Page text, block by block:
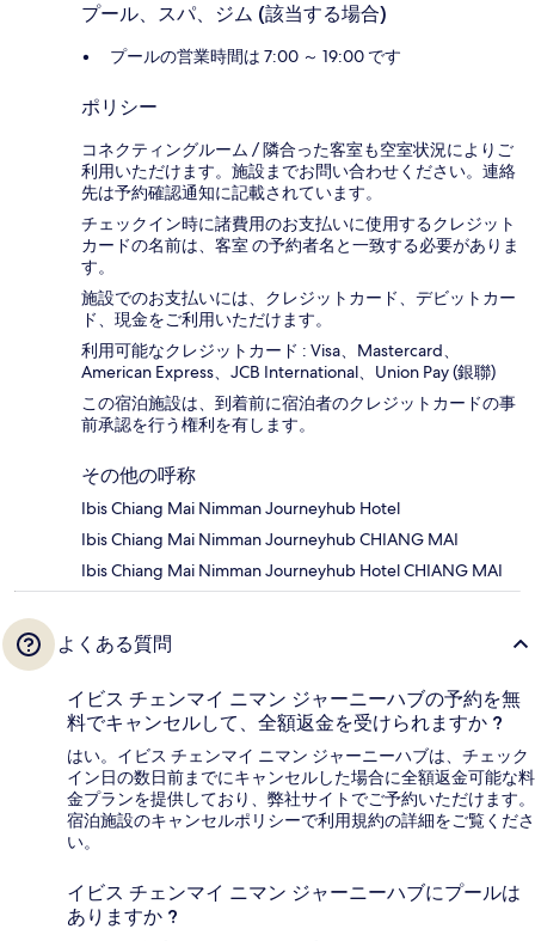
プール、スパ、ジム (該当する場合)
プールの営業時間は 7:00 ～ 19:00 です
ポリシー
コネクティングルーム / 隣合った客室も空室状況によりご
利用いただけます。施設までお問い合わせください。連絡
先は予約確認通知に記載されています。
チェックイン時に諸費用のお支払いに使用するクレジット
カードの名前は、客室 の予約者名と一致する必要がありま
す。
施設でのお支払いには、クレジットカード、デビットカー
ド、現金をご利用いただけます。
利用可能なクレジットカード : Visa、Mastercard、
American Express、JCB International、Union Pay (銀聯)
この宿泊施設は、到着前に宿泊者のクレジットカードの事
前承認を行う権利を有します。
その他の呼称
Ibis Chiang Mai Nimman Journeyhub Hotel
Ibis Chiang Mai Nimman Journeyhub CHIANG MAI
Ibis Chiang Mai Nimman Journeyhub Hotel CHIANG MAI
よくある質問
イビス チェンマイ ニマン ジャーニーハブの予約を無
料でキャンセルして、全額返金を受けられますか ?
はい。イビス チェンマイ ニマン ジャーニーハブは、チェック
イン日の数日前までにキャンセルした場合に全額返金可能な料
金プランを提供しており、弊社サイトでご予約いただけます。
宿泊施設のキャンセルポリシーで利用規約の詳細をご覧くださ
い。
イビス チェンマイ ニマン ジャーニーハブにプールは
ありますか ?